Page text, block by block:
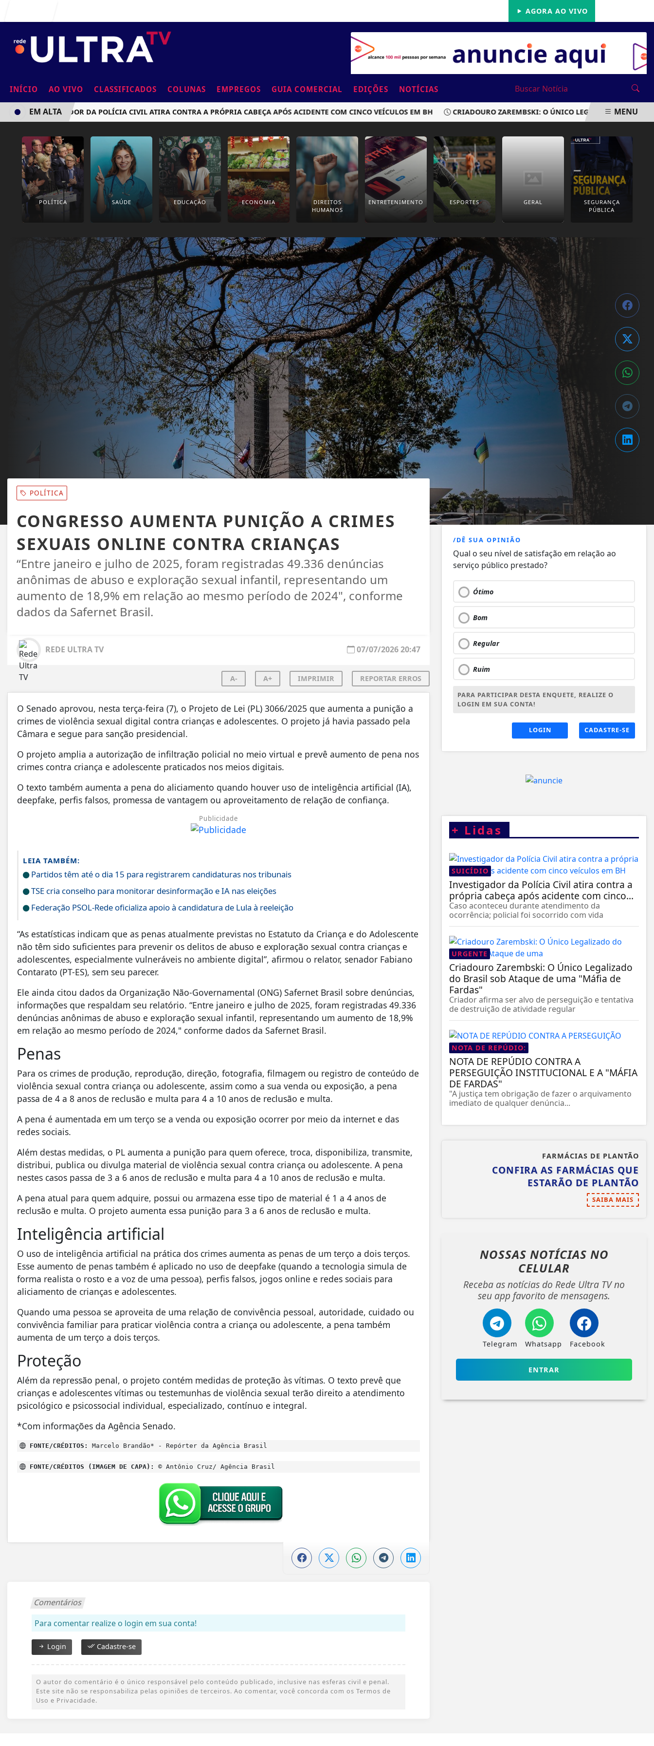
AGORA AO VIVO
INÍCIO AO VIVO CLASSIFICADOS COLUNAS EMPREGOS GUIA COMERCIAL EDIÇÕES NOTÍCIAS
INVESTIGADOR DA POLÍCIA CIVIL ATIRA CONTRA A PRÓPRIA CABEÇA APÓS ACIDENTE COM CINCO VEÍCULOS EM BH CRIADOURO ZAREMBSKI: O ÚNICO LEGALIZADO DO BRASIL
EM ALTA MENU
POLÍTICA SAÚDE EDUCAÇÃO ECONOMIA
DIREITOS
HUMANOS
ENTRETENIMENTO ESPORTES GERAL
SEGURANÇA
PÚBLICA
POLÍTICA
CONGRESSO AUMENTA PUNIÇÃO A CRIMES
SEXUAIS ONLINE CONTRA CRIANÇAS
“Entre janeiro e julho de 2025, foram registradas 49.336 denúncias
anônimas de abuso e exploração sexual infantil, representando um
aumento de 18,9% em relação ao mesmo período de 2024", conforme
dados da Safernet Brasil.
REDE ULTRA TV 07/07/2026 20:47
A- A+ IMPRIMIR REPORTAR ERROS
O Senado aprovou, nesta terça-feira (7), o Projeto de Lei (PL) 3066/2025 que aumenta a punição a
crimes de violência sexual digital contra crianças e adolescentes. O projeto já havia passado pela
Câmara e segue para sanção presidencial.
O projeto amplia a autorização de infiltração policial no meio virtual e prevê aumento de pena nos
crimes contra criança e adolescente praticados nos meios digitais.
O texto também aumenta a pena do aliciamento quando houver uso de inteligência artificial (IA),
deepfake, perfis falsos, promessa de vantagem ou aproveitamento de relação de confiança.
Publicidade
LEIA TAMBÉM:
Partidos têm até o dia 15 para registrarem candidaturas nos tribunais
TSE cria conselho para monitorar desinformação e IA nas eleições
Federação PSOL-Rede oficializa apoio à candidatura de Lula à reeleição
“As estatísticas indicam que as penas atualmente previstas no Estatuto da Criança e do Adolescente
não têm sido suficientes para prevenir os delitos de abuso e exploração sexual contra crianças e
adolescentes, especialmente vulneráveis no ambiente digital”, afirmou o relator, senador Fabiano
Contarato (PT-ES), sem seu parecer.
Ele ainda citou dados da Organização Não-Governamental (ONG) Safernet Brasil sobre denúncias,
informações que respaldam seu relatório. “Entre janeiro e julho de 2025, foram registradas 49.336
denúncias anônimas de abuso e exploração sexual infantil, representando um aumento de 18,9%
em relação ao mesmo período de 2024," conforme dados da Safernet Brasil.
Penas
Para os crimes de produção, reprodução, direção, fotografia, filmagem ou registro de conteúdo de
violência sexual contra criança ou adolescente, assim como a sua venda ou exposição, a pena
passa de 4 a 8 anos de reclusão e multa para 4 a 10 anos de reclusão e multa.
A pena é aumentada em um terço se a venda ou exposição ocorrer por meio da internet e das
redes sociais.
Além destas medidas, o PL aumenta a punição para quem oferece, troca, disponibiliza, transmite,
distribui, publica ou divulga material de violência sexual contra criança ou adolescente. A pena
nestes casos passa de 3 a 6 anos de reclusão e multa para 4 a 10 anos de reclusão e multa.
A pena atual para quem adquire, possui ou armazena esse tipo de material é 1 a 4 anos de
reclusão e multa. O projeto aumenta essa punição para 3 a 6 anos de reclusão e multa.
Inteligência artificial
O uso de inteligência artificial na prática dos crimes aumenta as penas de um terço a dois terços.
Esse aumento de penas também é aplicado no uso de deepfake (quando a tecnologia simula de
forma realista o rosto e a voz de uma pessoa), perfis falsos, jogos online e redes sociais para
aliciamento de crianças e adolescentes.
Quando uma pessoa se aproveita de uma relação de convivência pessoal, autoridade, cuidado ou
convivência familiar para praticar violência contra a criança ou adolescente, a pena também
aumenta de um terço a dois terços.
Proteção
Além da repressão penal, o projeto contém medidas de proteção às vítimas. O texto prevê que
crianças e adolescentes vítimas ou testemunhas de violência sexual terão direito a atendimento
psicológico e psicossocial individual, especializado, contínuo e integral.
*Com informações da Agência Senado.
FONTE/CRÉDITOS: Marcelo Brandão* - Repórter da Agência Brasil
FONTE/CRÉDITOS (IMAGEM DE CAPA): © Antônio Cruz/ Agência Brasil
Comentários
Para comentar realize o login em sua conta!
Login Cadastre-se
O autor do comentário é o único responsável pelo conteúdo publicado, inclusive nas esferas civil e penal.
Este site não se responsabiliza pelas opiniões de terceiros. Ao comentar, você concorda com os Termos de
Uso e Privacidade.
/DÊ SUA OPINIÃO
Qual o seu nível de satisfação em relação ao
serviço público prestado?
Ótimo
Bom
Regular
Ruim
PARA PARTICIPAR DESTA ENQUETE, REALIZE O
LOGIN EM SUA CONTA!
LOGIN CADASTRE-SE
+ Lidas
SUICÍDIO
Investigador da Polícia Civil atira contra a
própria cabeça após acidente com cinco...
Caso aconteceu durante atendimento da
ocorrência; policial foi socorrido com vida
URGENTE
Criadouro Zarembski: O Único Legalizado
do Brasil sob Ataque de uma "Máfia de
Fardas"
Criador afirma ser alvo de perseguição e tentativa
de destruição de atividade regular
NOTA DE REPÚDIO:
NOTA DE REPÚDIO CONTRA A
PERSEGUIÇÃO INSTITUCIONAL E A "MÁFIA
DE FARDAS"
"A justiça tem obrigação de fazer o arquivamento
imediato de qualquer denúncia...
FARMÁCIAS DE PLANTÃO
CONFIRA AS FARMÁCIAS QUE
ESTARÃO DE PLANTÃO
SAIBA MAIS
NOSSAS NOTÍCIAS NO
CELULAR
Receba as notícias do Rede Ultra TV no
seu app favorito de mensagens.
Telegram Whatsapp Facebook
ENTRAR